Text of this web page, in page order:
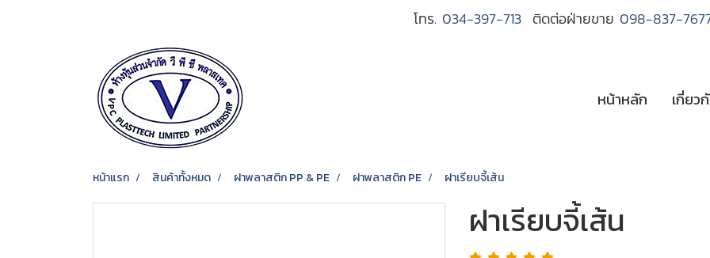
โทร. 034-397-713 ติดต่อฝ่ายขาย 098-837-
หน้าหลัก เกี่ยว
หน้าแรก สินค้าทั้งหมด ฝาพลาสติก PP & PE ฝาพลาสติก PE ฝาเรียบจี้เส้น
ฝาเรียบจี้เส้น